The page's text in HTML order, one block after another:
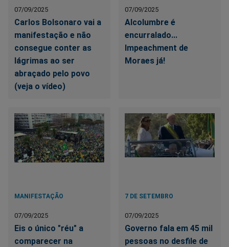
07/09/2025
Carlos Bolsonaro vai a
manifestação e não
consegue conter as
lágrimas ao ser
abraçado pelo povo
(veja o vídeo)
07/09/2025
Alcolumbre é
encurralado...
Impeachment de
Moraes já!
MANIFESTAÇÃO
07/09/2025
Eis o único "réu" a
comparecer na
7 DE SETEMBRO
07/09/2025
Governo fala em 45 mil
pessoas no desfile de